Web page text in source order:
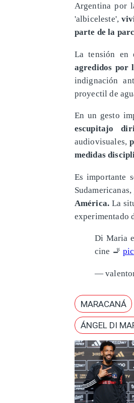
Argentina por
'albiceleste',
parte de la
La tensión en
agredidos por
indignación
proyectil de
En un gesto
escupitajo
audiovisuales,
medidas
Es importante
Sudamericanas,
América. La
experimentado
Di Maria
cine 🚬
—
MARACANÁ
ÁNGEL DI